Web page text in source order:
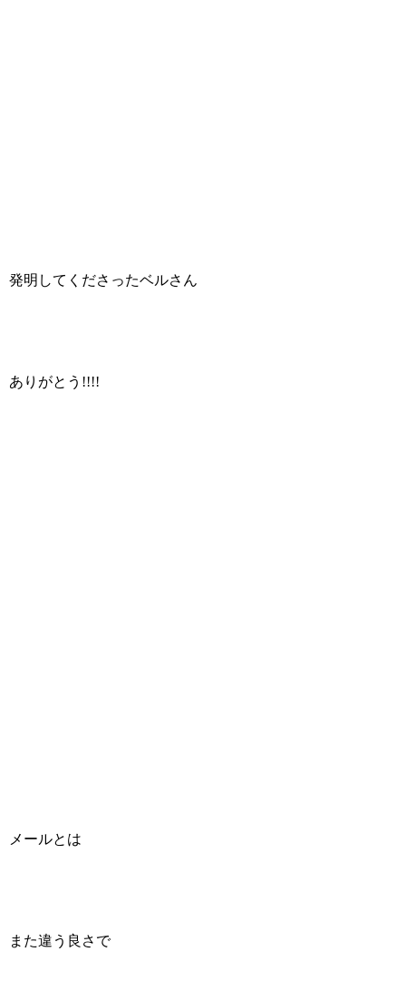
発明してくださったベルさん
ありがとう!!!!
メールとは
また違う良さで